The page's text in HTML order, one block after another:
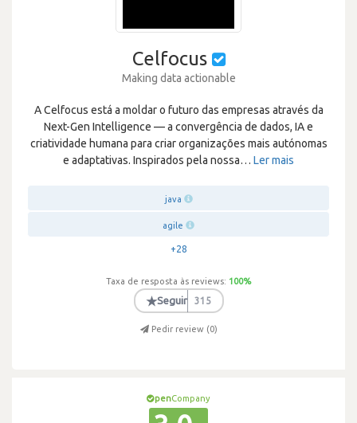
Celfocus
Making data actionable
A Celfocus está a moldar o futuro das empresas através da
Next-Gen Intelligence — a convergência de dados, IA e
criatividade humana para criar organizações mais autónomas
e adaptativas. Inspirados pela nossa… Ler mais
java
agile
+28
Taxa de resposta às reviews: 100%
★Seguir 315
Pedir review (0)
penCompany